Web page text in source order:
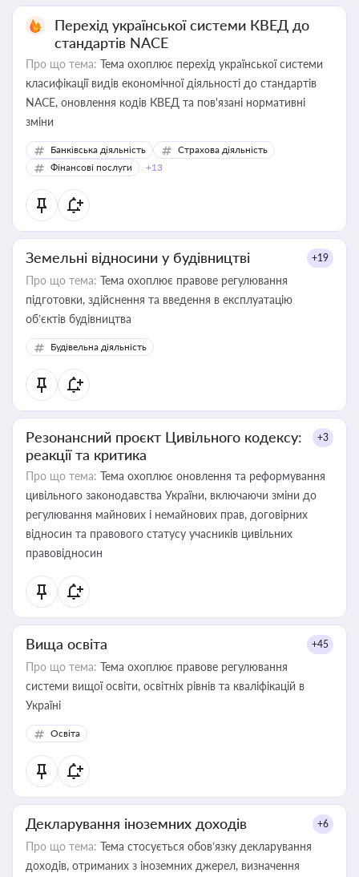
Перехід української системи КВЕД до
стандартів NACE
Про що тема: Тема охоплює перехід української системи
класифікації видів економічної діяльності до стандартів
NACE, оновлення кодів КВЕД та пов'язані нормативні
зміни
Банківська діяльність
Страхова діяльність
Фінансові послуги
+13
Земельні відносини у будівництві +19
Про що тема: Тема охоплює правове регулювання
підготовки, здійснення та введення в експлуатацію
об’єктів будівництва
Будівельна діяльність
Резонансний проєкт Цивільного кодексу:
реакції та критика
+3
Про що тема: Тема охоплює оновлення та реформування
цивільного законодавства України, включаючи зміни до
регулювання майнових і немайнових прав, договірних
відносин та правового статусу учасників цивільних
правовідносин
Вища освіта +45
Про що тема: Тема охоплює правове регулювання
системи вищої освіти, освітніх рівнів та кваліфікацій в
Україні
Освіта
Декларування іноземних доходів +6
Про що тема: Тема стосується обов’язку декларування
доходів, отриманих з іноземних джерел, визначення